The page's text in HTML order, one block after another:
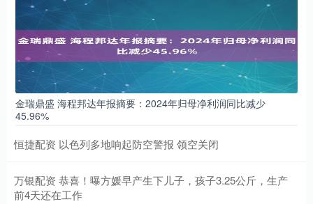
金瑞鼎盛 海程邦达年报摘要：2024年归母净利润同比减少
45.96%
恒捷配资 以色列多地响起防空警报 领空关闭
万银配资 恭喜！曝方媛早产生下儿子，孩子3.25公斤，生产
前4天还在工作